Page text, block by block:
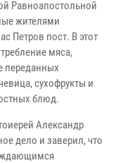
Равноапостольной
жителями
Петров пост. В этот
мяса,
переданных
сухофрукты и
блюд.
Александр
дело и заверил, что